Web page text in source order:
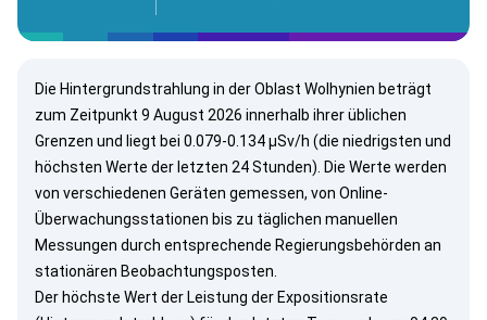
Die Hintergrundstrahlung in der Oblast Wolhynien beträgt
zum Zeitpunkt 9 August 2026 innerhalb ihrer üblichen
Grenzen und liegt bei 0.079-0.134 µSv/h (die niedrigsten und
höchsten Werte der letzten 24 Stunden). Die Werte werden
von verschiedenen Geräten gemessen, von Online-
Überwachungsstationen bis zu täglichen manuellen
Messungen durch entsprechende Regierungsbehörden an
stationären Beobachtungsposten.
Der höchste Wert der Leistung der Expositionsrate